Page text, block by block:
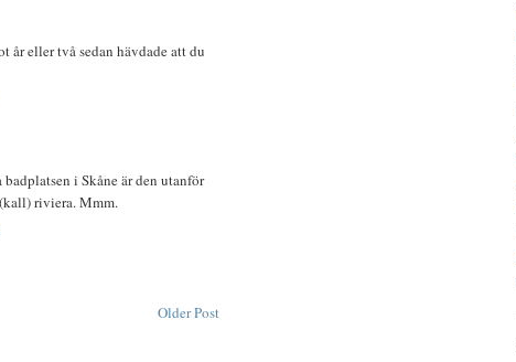
år eller två sedan hävdade att du
i Skåne är den utanför
riviera. Mmm.
Older Post